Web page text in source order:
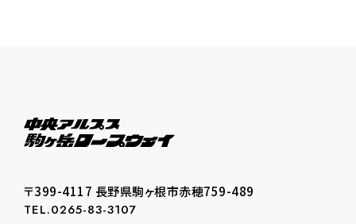
〒399-4117 長野県駒ヶ根市赤穂759-489
TEL.0265-83-3107